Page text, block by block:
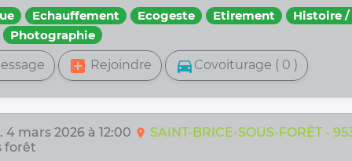
Echauffement Ecogeste Etirement
Histoire
Photographie
add_box Rejoindre directions_car Covoiturage ( 0 )
4 mars 2026 à 12:00 location_on SAINT-BRICE-SOUS-FORÊT -
forêt